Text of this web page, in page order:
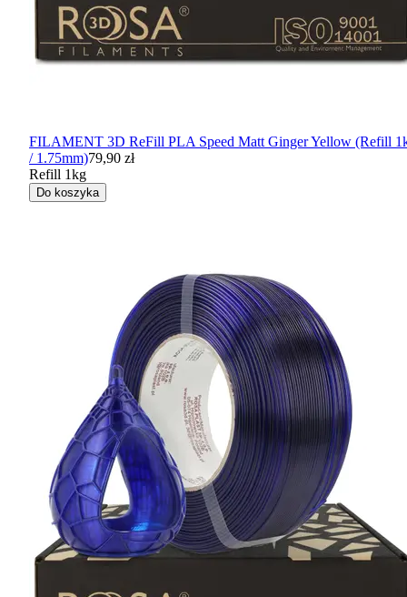
FILAMENT 3D ReFill PLA Speed Matt Ginger Yellow (Refill
/ 1.75mm)79,90 zł
Refill 1kg
Do koszyka